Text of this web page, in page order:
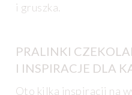
i gruszka.
PRALINKI
I INSPIRACJE DLA
Oto kilka inspiracji na